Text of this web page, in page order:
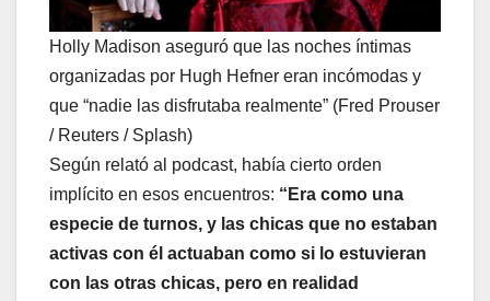
Holly Madison aseguró que las noches íntimas
organizadas por Hugh Hefner eran incómodas y
que “nadie las disfrutaba realmente” (Fred Prouser
/ Reuters / Splash)
Según relató al podcast, había cierto orden
implícito en esos encuentros: “Era como una
especie de turnos, y las chicas que no estaban
activas con él actuaban como si lo estuvieran
con las otras chicas, pero en realidad